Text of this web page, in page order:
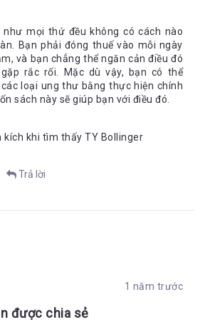
như mọi thứ đều không có cách nào
Bạn phải đóng thuế vào mỗi ngày
và bạn chẳng thể ngăn cản điều đó
rắc rối. Mặc dù vậy, bạn có thể
loại ung thư bằng thực hiện chính
sách này sẽ giúp bạn với điều đó.
khi tìm thấy TY Bollinger
Trả lời
1 năm trước
được chia sẻ